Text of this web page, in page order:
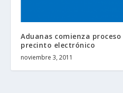
Aduanas comienza
precinto electrónico
noviembre 3, 2011